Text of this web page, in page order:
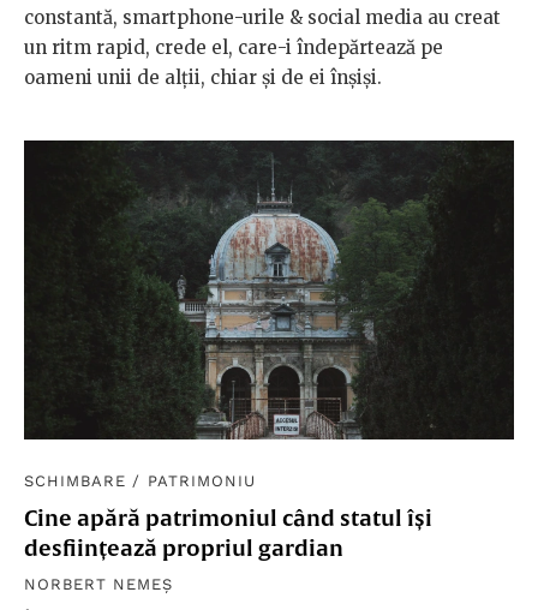
constantă, smartphone-urile & social media au creat
un ritm rapid, crede el, care-i îndepărtează pe
oameni unii de alții, chiar și de ei înșiși.
SCHIMBARE / PATRIMONIU
Cine apără patrimoniul când statul își
desființează propriul gardian
NORBERT NEMEȘ